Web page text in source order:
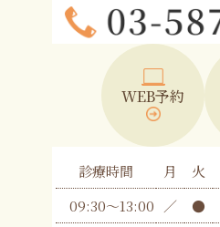
WEB予約
診療時間 月 火
09:30〜13:00
／ ●